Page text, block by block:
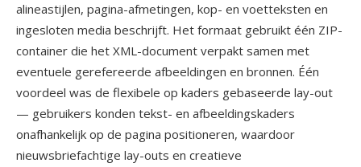
alineastijlen, pagina-afmetingen, kop- en voetteksten en
ingesloten media beschrijft. Het formaat gebruikt één ZIP-
container die het XML-document verpakt samen met
eventuele gerefereerde afbeeldingen en bronnen. Één
voordeel was de flexibele op kaders gebaseerde lay-out
— gebruikers konden tekst- en afbeeldingskaders
onafhankelijk op de pagina positioneren, waardoor
nieuwsbriefachtige lay-outs en creatieve